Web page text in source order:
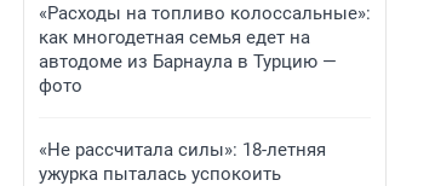
«Расходы на топливо колоссальные»:
как многодетная семья едет на
автодоме из Барнаула в Турцию —
фото
«Не рассчитала силы»: 18-летняя
ужурка пыталась успокоить